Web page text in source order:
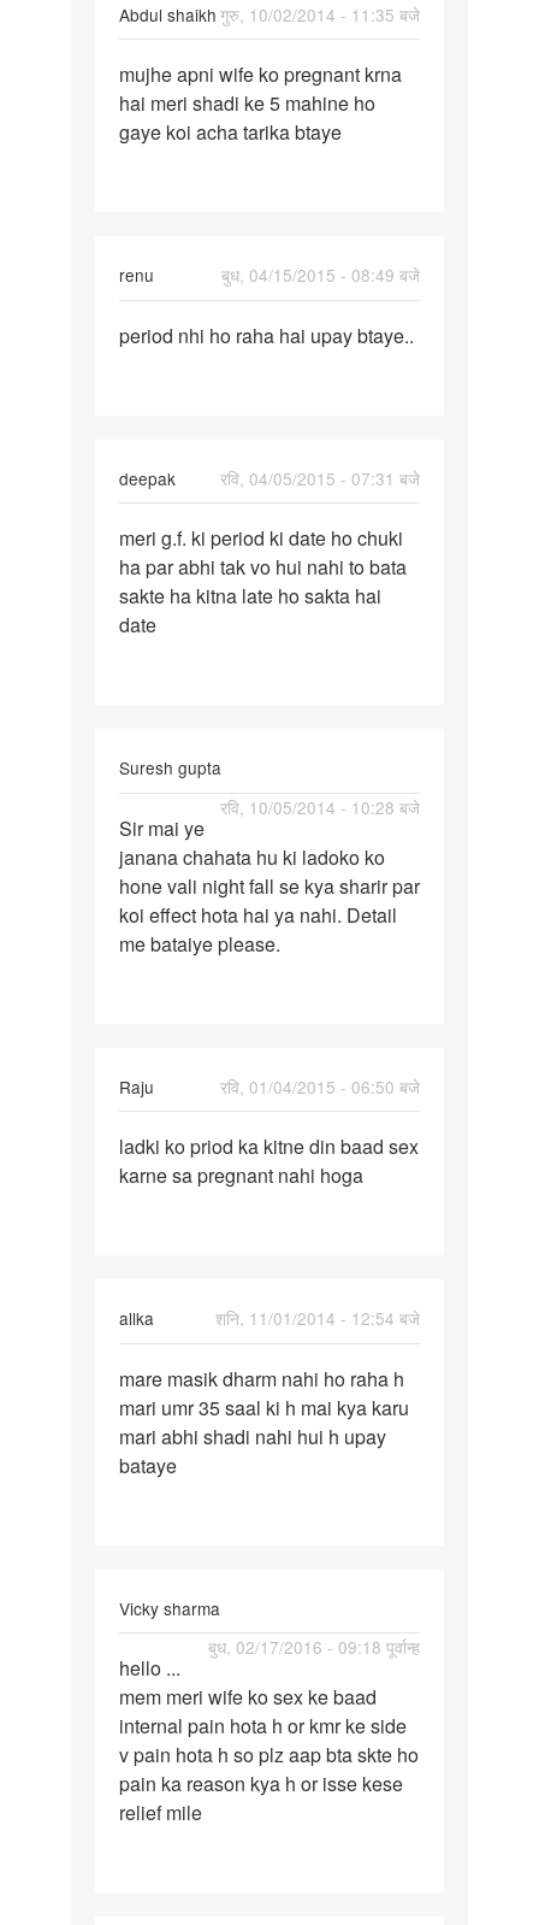
Abdul shaikh गुरु, 10/02/2014 - 11:35 बजे
mujhe
apni
wife
mujhe apni wife ko pregnant krna
hai meri shadi ke 5 mahine ho
gaye koi acha tarika btaye
renu
बुध, 04/15/2015 - 08:49 बजे
reply
to
ho
raha
by
allka
period
upay
period nhi ho raha hai upay btaye..
deepak
रवि, 04/05/2015 - 07:31 बजे
reply
to
Meri
gf
Sunny
meri
g.f.
ki
period
meri g.f. ki period ki date ho chuki
ha par abhi tak vo hui nahi to bata
sakte ha kitna late ho sakta hai
date
Suresh gupta
रवि, 10/05/2014 - 10:28 बजे
Sir
mai
ye
janana
chahata
Sir mai ye
janana chahata hu ki ladoko ko
hone vali night fall se kya sharir par
koi effect hota hai ya nahi. Detail
me bataiye please.
Raju
रवि, 01/04/2015 - 06:50 बजे
ladki
ko
ladki ko priod ka kitne din baad sex
karne sa pregnant nahi hoga
allka
शनि, 11/01/2014 - 12:54 बजे
mare
masik
dharm
nahi
mare masik dharm nahi ho raha h
mari umr 35 saal ki h mai kya karu
mari abhi shadi nahi hui h upay
bataye
Vicky sharma
बुध, 02/17/2016 - 09:18 पूर्वान्ह
hello
...
mem
hello ...
mem meri wife ko sex ke baad
internal pain hota h or kmr ke side
v pain hota h so plz aap bta skte ho
pain ka reason kya h or isse kese
relief mile